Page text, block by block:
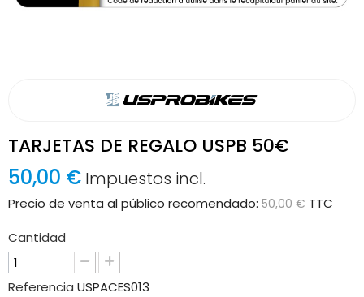
TARJETAS DE REGALO USPB 50€
50,00 € Impuestos incl.
Precio de venta al público recomendado: 50,00 € TTC
Cantidad
Referencia USPACES013